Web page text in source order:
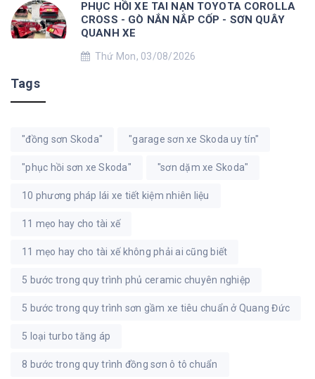
PHỤC HỒI XE TAI NẠN TOYOTA COROLLA
CROSS - GÒ NẮN NẮP CỐP - SƠN QUÂY
QUANH XE
Thứ Mon, 03/08/2026
Tags
"đồng sơn Skoda" "garage sơn xe Skoda uy tín"
"phục hồi sơn xe Skoda" "sơn dặm xe Skoda"
10 phương pháp lái xe tiết kiệm nhiên liệu
11 mẹo hay cho tài xế
11 mẹo hay cho tài xế không phải ai cũng biết
5 bước trong quy trình phủ ceramic chuyên nghiệp
5 bước trong quy trình sơn gầm xe tiêu chuẩn ở Quang Đức
5 loại turbo tăng áp
8 bước trong quy trình đồng sơn ô tô chuẩn